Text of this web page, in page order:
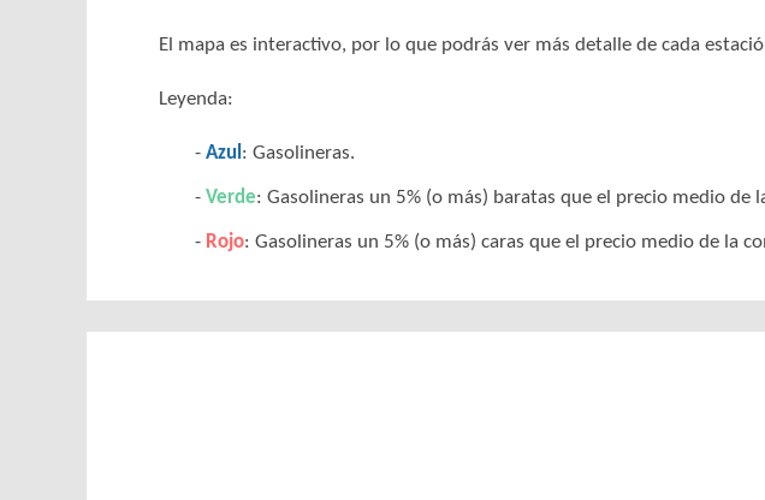
El mapa es interactivo, por lo que podrás ver más detalle de cada
Leyenda:
Azul : Gasolineras.
Verde: Gasolineras un 5% (o más) baratas que el precio medio de
Rojo: Gasolineras un 5% (o más) caras que el precio medio de la